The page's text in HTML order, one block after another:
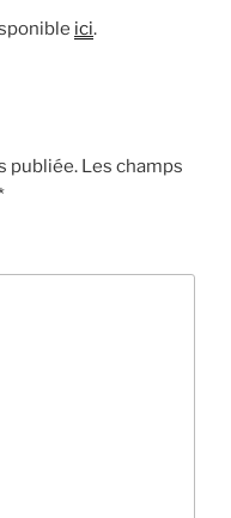
ici.
publiée. Les champs